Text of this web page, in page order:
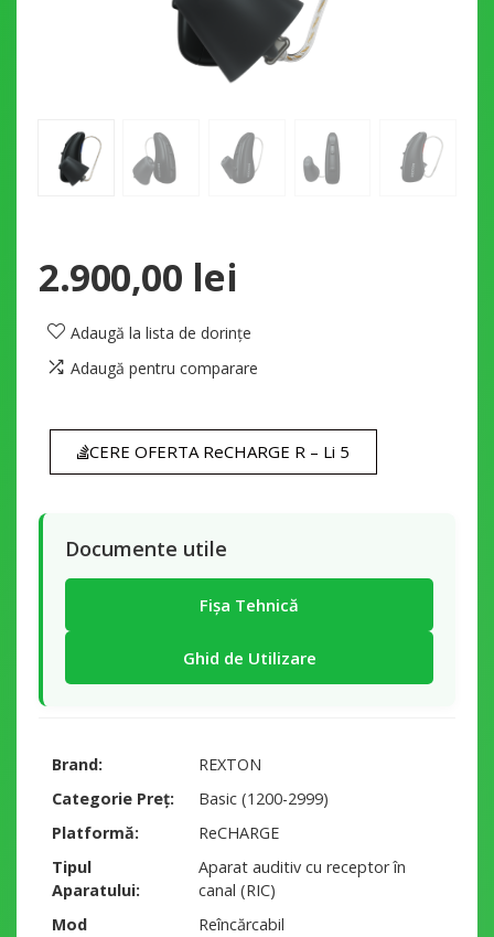
2.900,00 lei
Adaugă la lista de dorințe
Adaugă pentru comparare
CERE OFERTA ReCHARGE R – Li 5
Documente utile
Fișa Tehnică
Ghid de Utilizare
Brand
REXTON
Categorie Preț
Basic (1200-2999)
Platformă
ReCHARGE
Tipul
Aparatului
Aparat auditiv cu receptor în
canal (RIC)
Mod
Reîncărcabil